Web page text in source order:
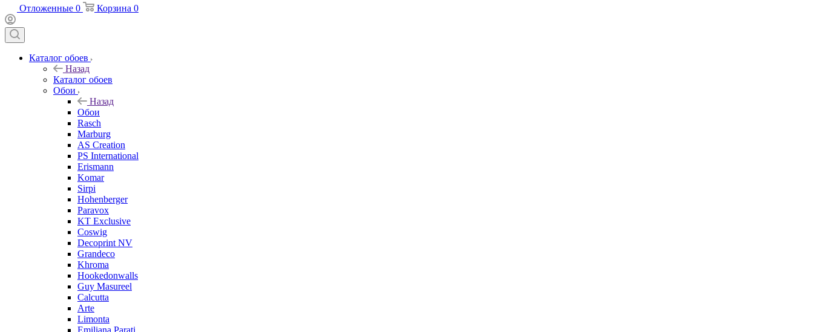
Отложенные 0 Корзина 0
Каталог обоев
Назад
Каталог обоев
Обои
Назад
Обои
Rasch
Marburg
AS Creation
PS International
Erismann
Komar
Sirpi
Hohenberger
Paravox
KT Exclusive
Coswig
Decoprint NV
Grandeco
Khroma
Hookedonwalls
Guy Masureel
Calcutta
Arte
Limonta
Emiliana Parati